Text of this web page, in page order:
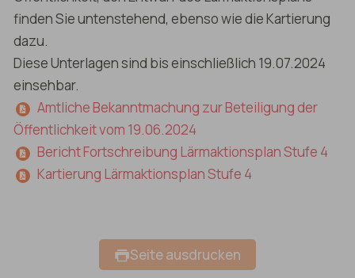
finden Sie untenstehend, ebenso wie die Kartierung
dazu.
Diese Unterlagen sind bis einschließlich 19.07.2024
einsehbar.
Amtliche Bekanntmachung zur Beteiligung der
Öffentlichkeit vom 19.06.2024
Bericht Fortschreibung Lärmaktionsplan Stufe 4
Kartierung Lärmaktionsplan Stufe 4
Seite ausdrucken